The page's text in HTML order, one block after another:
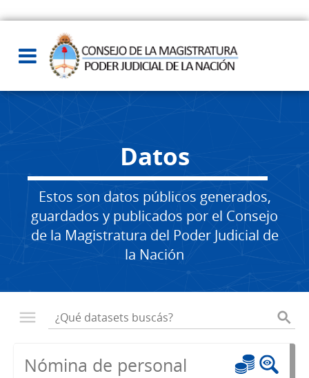
Datos
Estos son datos públicos generados,
guardados y publicados por el Consejo
de la Magistratura del Poder Judicial de
la Nación
Nómina de personal